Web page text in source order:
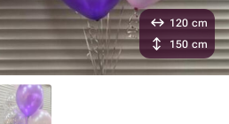
120 cm
150 cm